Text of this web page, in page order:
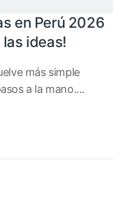
en Perú 2026
las ideas!
más simple
a la mano....